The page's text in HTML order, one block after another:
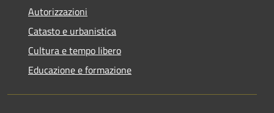
Autorizzazioni
Catasto e urbanistica
Cultura e tempo libero
Educazione e formazione